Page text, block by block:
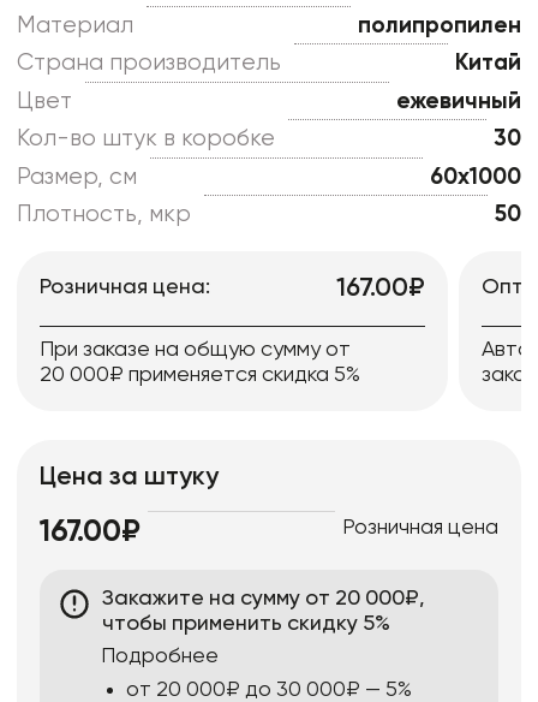
Материал
полипропилен
Страна производитель
Китай
Цвет
ежевичный
Кол-во штук в коробке
30
Размер, см
60x1000
Плотность, мкр
50
Розничная цена: 167.00₽
При заказе на общую сумму от
20 000₽ применяется скидка 5%
Цена за штуку
167.00₽ Розничная цена
Закажите на сумму от 20 000₽,
чтобы применить скидку 5%
Подробнее
от 20 000₽ до 30 000₽ — 5%